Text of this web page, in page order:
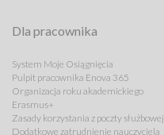
Dla pracownika
System Moje Osiągnięcia
Pulpit pracownika Enova 365
Organizacja roku akademickiego
Erasmus+
Zasady korzystania z poczty służbowej
Dodatkowe zatrudnienie nauczyciela